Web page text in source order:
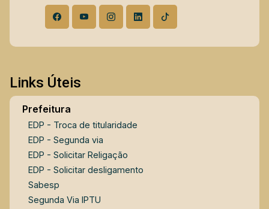
Espaço para meditação Playground Condomínio
moderno, bem administrado e com excelente
conforto, segurança e lazer no dia a dia. Entre em
de visita.
Links Úteis
Prefeitura
EDP - Troca de titularidade
EDP - Segunda via
EDP - Solicitar Religação
EDP - Solicitar desligamento
Sabesp
Segunda Via IPTU